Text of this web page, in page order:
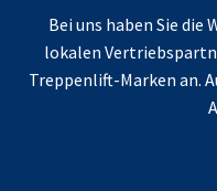
Bei uns haben Sie die
lokalen
Treppenlift-Marken an.